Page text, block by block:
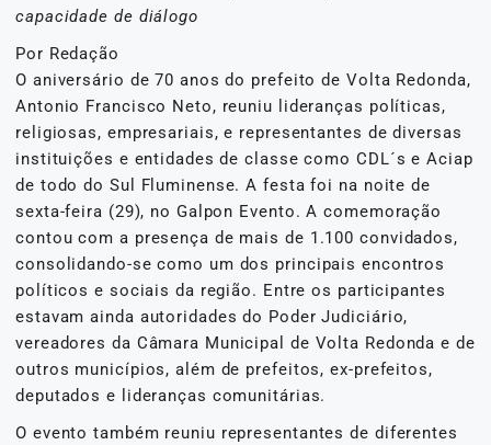
capacidade de diálogo
Por Redação
O aniversário de 70 anos do prefeito de Volta Redonda,
Antonio Francisco Neto, reuniu lideranças políticas,
religiosas, empresariais, e representantes de diversas
instituições e entidades de classe como CDL´s e Aciap
de todo do Sul Fluminense. A festa foi na noite de
sexta-feira (29), no Galpon Evento. A comemoração
contou com a presença de mais de 1.100 convidados,
consolidando-se como um dos principais encontros
políticos e sociais da região. Entre os participantes
estavam ainda autoridades do Poder Judiciário,
vereadores da Câmara Municipal de Volta Redonda e de
outros municípios, além de prefeitos, ex-prefeitos,
deputados e lideranças comunitárias.
O evento também reuniu representantes de diferentes